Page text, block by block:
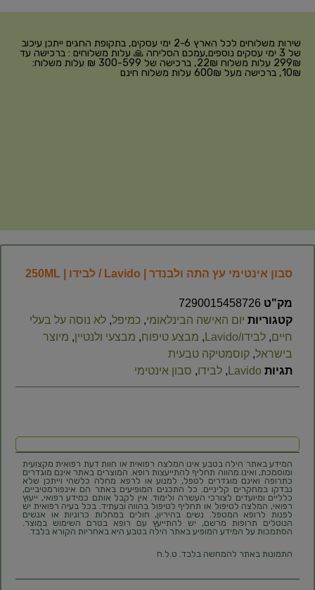
שירות משלוחים לכל הארץ 2-6 ימי עסקים, בתקופת החגים ייתכן עיכוב
של 3 ימי עסקים נוספים,עמכם הסליחה 🙏 עלות משלוחים : ברכישה עד
299₪ עלות משלוח 22₪, ברכישה של 300-599 ₪ עלות משלוח:
10₪, ברכישה מעל 600₪ עלות משלוח חינם
סבון אינטימי עץ התה ולבנדר | Lavido / לבידו | 250ML
מק"ט 7290015458726
קטגוריות יום האישה הבינלאומי, כמיפל, לא נוסה על בעלי
חיים, לבידו/Lavido , מבצע טיפוח, מבצעי ולנטיין, מיוצר
בישראל, קוסמטיקה טבעית
תגיות Lavido
, לבידו, סבון אינטימי
המידע באתר הילה בטבע אינו המלצה רפואית או חוות דעת רפואית מקצועית
ומוסמכת, ואינו מהווה תחליף להתייעצות רופא. המוצרים באתר אינם מוגדרים
כתרופה ואינם מוגדרים לטפל, למנוע או לרפא מחלה כלשהי וייתכן שלא
נבדקו במחקרים קליניים. כל התכנים המופיעים באתר הם אינפורמטיביים,
כלליים ומיועדים לצורכי העשרה ולימוד. אין לקבל אותם כמידע רפואי, ייעוץ
רפואי, המלצה לטיפול או תחליף לטיפול בהווה ובעתיד. בכל בעיה רפואית יש
לפנות לרופא המטפל. נשים בהיריון, חולים במחלות כרוניות או אנשים
הנוטלים תרופות מרשם, יש להתייעץ עם רופא בטרם השימוש במוצר.
הסתמכות על המידע המופיע באתר הילה בטבע היא באחריות הקורא בלבד.
התמונות באתר להמחשה בלבד. ט.ל.ח